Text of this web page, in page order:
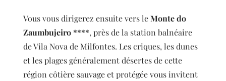
Vous vous dirigerez ensuite vers leMonte do
Zaumbujeiro ****, près de la station balnéaire
de Vila Nova de Milfontes. Les criques, les dunes
et les plages généralement désertes de cette
région côtière sauvage et protégée vous invitent